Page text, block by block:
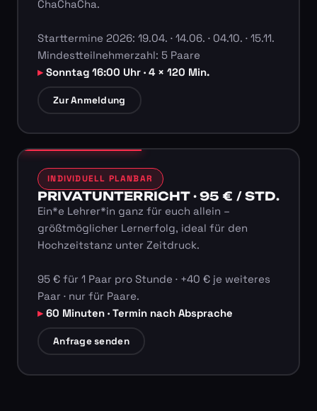
ChaChaCha.
Starttermine 2026: 19.04. · 14.06. · 04.10. · 15.11.
Mindestteilnehmerzahl: 5 Paare
Sonntag 16:00 Uhr · 4 × 120 Min.
Zur Anmeldung
INDIVIDUELL PLANBAR
PRIVATUNTERRICHT · 95 € / STD.
Ein*e Lehrer*in ganz für euch allein –
größtmöglicher Lernerfolg, ideal für den
Hochzeitstanz unter Zeitdruck.
95 € für 1 Paar pro Stunde · +40 € je weiteres
Paar · nur für Paare.
60 Minuten · Termin nach Absprache
Anfrage senden